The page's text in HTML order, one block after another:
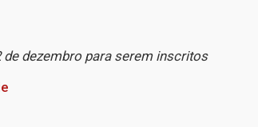
dezembro para serem inscritos